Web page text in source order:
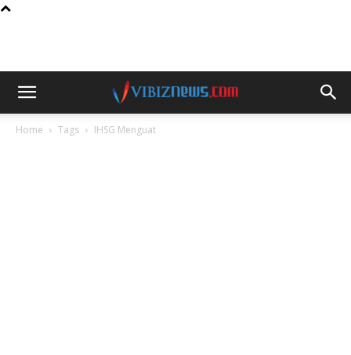
Home Tags IHSG Menguat